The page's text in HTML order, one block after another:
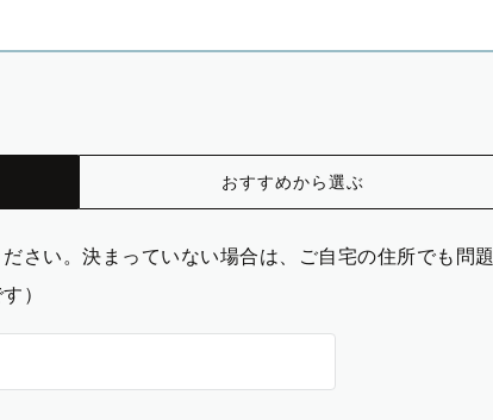
おすすめから選ぶ
さい。決まっていない場合は、ご自宅の住所でも問題
）